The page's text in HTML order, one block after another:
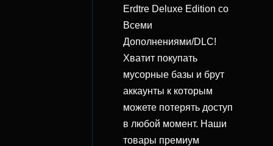
Erdtre Deluxe Edition со
Всеми
Дополнениями/DLC!
Хватит покупать
мусорные базы и брут
аккаунты к которым
можете потерять доступ
в любой момент. Наши
товары премиум